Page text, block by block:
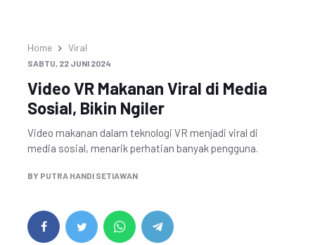
Home Viral
SABTU, 22 JUNI 2024
Video VR Makanan Viral di Media
Sosial, Bikin Ngiler
Video makanan dalam teknologi VR menjadi viral di
media sosial, menarik perhatian banyak pengguna.
BY PUTRA HANDI SETIAWAN